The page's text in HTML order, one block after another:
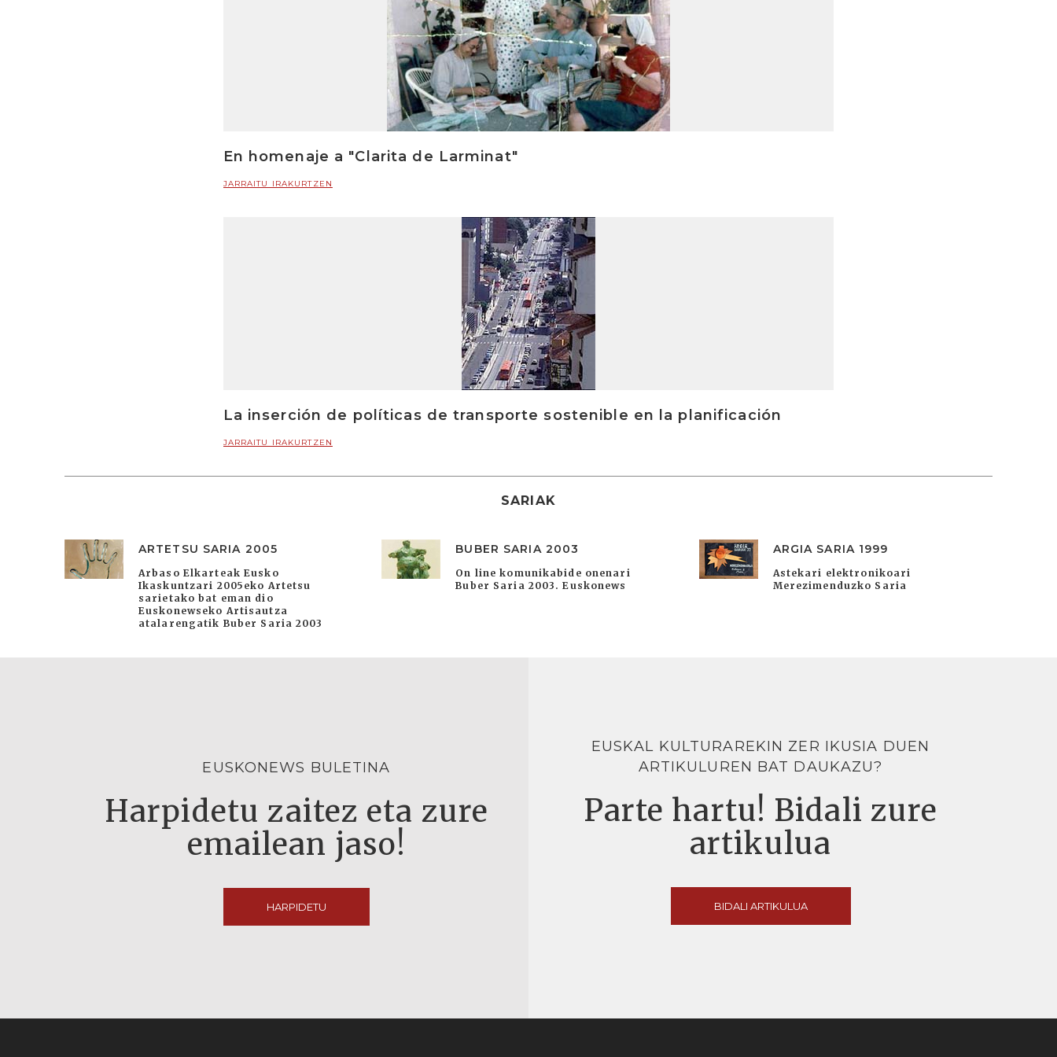
En homenaje a "Clarita de Larminat"
JARRAITU IRAKURTZEN
La inserción de políticas de transporte sostenible en la planificación
JARRAITU IRAKURTZEN
SARIAK
ARTETSU SARIA 2005
Arbaso Elkarteak Eusko
Ikaskuntzari 2005eko Artetsu
sarietako bat eman dio
Euskonewseko Artisautza
atalarengatik Buber Saria 2003
BUBER SARIA 2003
On line komunikabide onenari
Buber Saria 2003. Euskonews
ARGIA SARIA 1999
Astekari elektronikoari
Merezimenduzko Saria
EUSKONEWS BULETINA
Harpidetu zaitez eta zure
emailean jaso!
HARPIDETU
EUSKAL KULTURAREKIN ZER IKUSIA DUEN
ARTIKULUREN BAT DAUKAZU?
Parte hartu! Bidali zure
artikulua
BIDALI ARTIKULUA